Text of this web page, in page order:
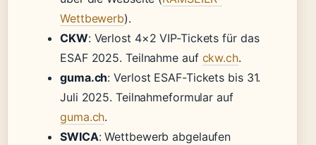
Wettbewerb).
CKW: Verlost 4×2 VIP-Tickets für das
ESAF 2025. Teilnahme auf ckw.ch.
guma.ch: Verlost ESAF-Tickets bis 31.
Juli 2025. Teilnahmeformular auf
guma.ch.
SWICA: Wettbewerb abgelaufen